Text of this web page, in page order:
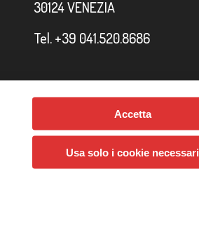
Accetta
Usa solo i cookie necessari
30124 VENEZIA
Tel. +39 041.520.8686